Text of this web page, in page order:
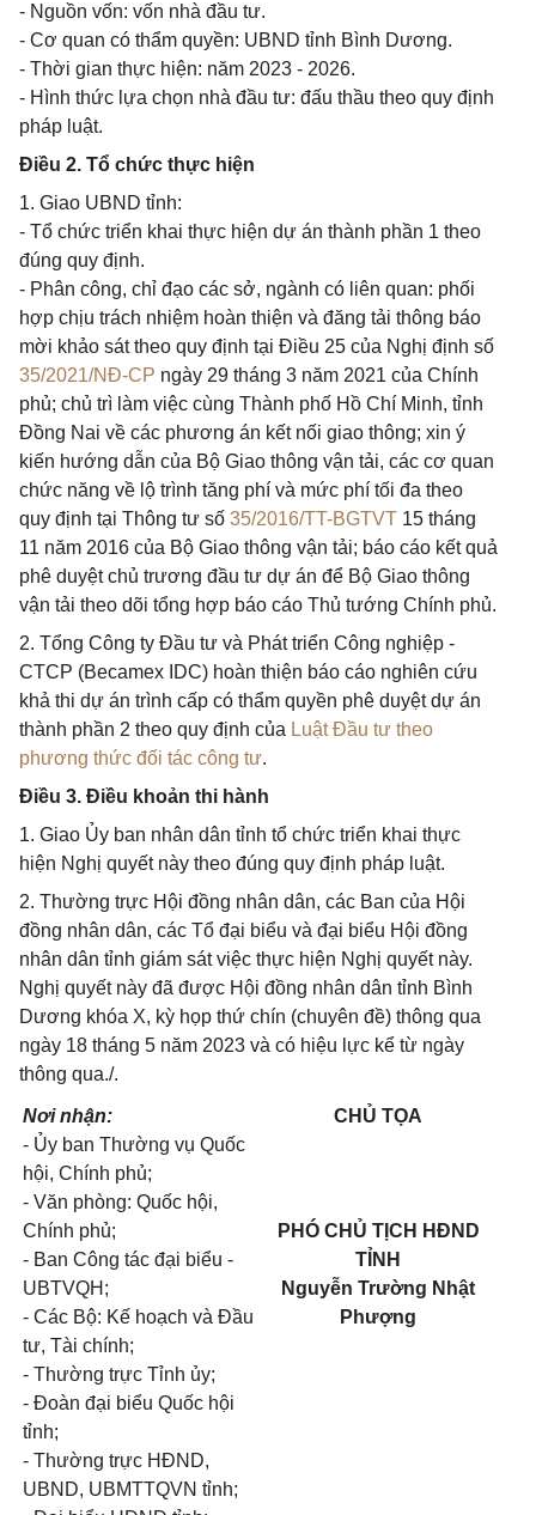
- Nguồn vốn: vốn nhà đầu tư.
- Cơ quan có thẩm quyền: UBND tỉnh Bình Dương.
- Thời gian thực hiện: năm 2023 - 2026.
- Hình thức lựa chọn nhà đầu tư: đấu thầu theo quy định
pháp luật.
Điều 2. Tổ chức thực hiện
1. Giao UBND tỉnh:
- Tổ chức triển khai thực hiện dự án thành phần 1 theo
đúng quy định.
- Phân công, chỉ đạo các sở, ngành có liên quan: phối
hợp chịu trách nhiệm hoàn thiện và đăng tải thông báo
mời khảo sát theo quy định tại Điều 25 của Nghị định số
35/2021/NĐ-CP ngày 29 tháng 3 năm 2021 của Chính
phủ; chủ trì làm việc cùng Thành phố Hồ Chí Minh, tỉnh
Đồng Nai về các phương án kết nối giao thông; xin ý
kiến hướng dẫn của Bộ Giao thông vận tải, các cơ quan
chức năng về lộ trình tăng phí và mức phí tối đa theo
quy định tại Thông tư số 35/2016/TT-BGTVT 15 tháng
11 năm 2016 của Bộ Giao thông vận tải; báo cáo kết quả
phê duyệt chủ trương đầu tư dự án để Bộ Giao thông
vận tải theo dõi tổng hợp báo cáo Thủ tướng Chính phủ.
2. Tổng Công ty Đầu tư và Phát triển Công nghiệp -
CTCP (Becamex IDC) hoàn thiện báo cáo nghiên cứu
khả thi dự án trình cấp có thẩm quyền phê duyệt dự án
thành phần 2 theo quy định của Luật Đầu tư theo
phương thức đối tác công tư.
Điều 3. Điều khoản thi hành
1. Giao Ủy ban nhân dân tỉnh tổ chức triển khai thực
hiện Nghị quyết này theo đúng quy định pháp luật.
2. Thường trực Hội đồng nhân dân, các Ban của Hội
đồng nhân dân, các Tổ đại biểu và đại biểu Hội đồng
nhân dân tỉnh giám sát việc thực hiện Nghị quyết này.
Nghị quyết này đã được Hội đồng nhân dân tỉnh Bình
Dương khóa X, kỳ họp thứ chín (chuyên đề) thông qua
ngày 18 tháng 5 năm 2023 và có hiệu lực kể từ ngày
thông qua./.
Nơi nhận:
- Ủy ban Thường vụ Quốc
hội, Chính phủ;
- Văn phòng: Quốc hội,
Chính phủ;
- Ban Công tác đại biểu -
UBTVQH;
- Các Bộ: Kế hoạch và Đầu
tư, Tài chính;
- Thường trực Tỉnh ủy;
- Đoàn đại biểu Quốc hội
tỉnh;
- Thường trực HĐND,
UBND, UBMTTQVN tỉnh;
CHỦ TỌA
PHÓ CHỦ TỊCH HĐND
TỈNH
Nguyễn Trường Nhật
Phượng